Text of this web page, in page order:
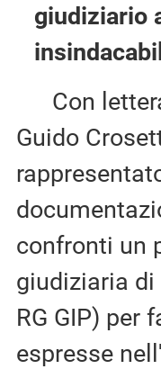
giudiziario
Con
Guido
confronti un
giudiziaria
RG GIP) per
espresse